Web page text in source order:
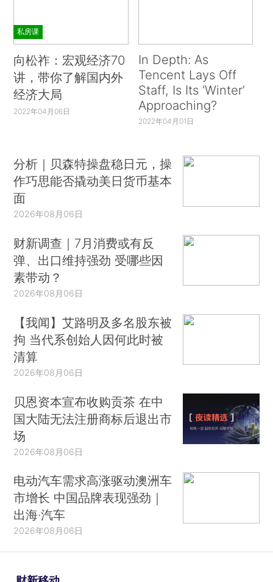
私房课
向松祚：宏观经济70
讲，带你了解国内外
经济大局
2022年04月06日
In Depth: As
Tencent Lays Off
Staff, Is Its ‘Winter’
Approaching?
2022年04月01日
分析｜贝森特操盘稳日元，操
作巧思能否撬动美日货币基本
面
2026年08月06日
财新调查｜7月消费或有反
弹、出口维持强劲 受哪些因
素带动？
2026年08月06日
【我闻】艾路明及多名股东被
拘 当代系创始人因何此时被
清算
2026年08月06日
贝恩资本宣布收购贡茶 在中
国大陆无法注册商标后退出市
场
2026年08月06日
电动汽车需求高涨驱动澳洲车
市增长 中国品牌表现强劲｜
出海·汽车
2026年08月06日